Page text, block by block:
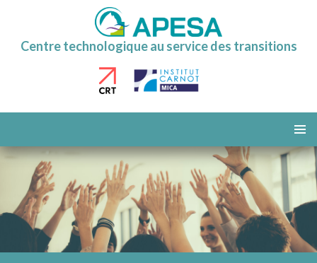
Centre technologique au service des transitions
MENU
AU
CONTENU